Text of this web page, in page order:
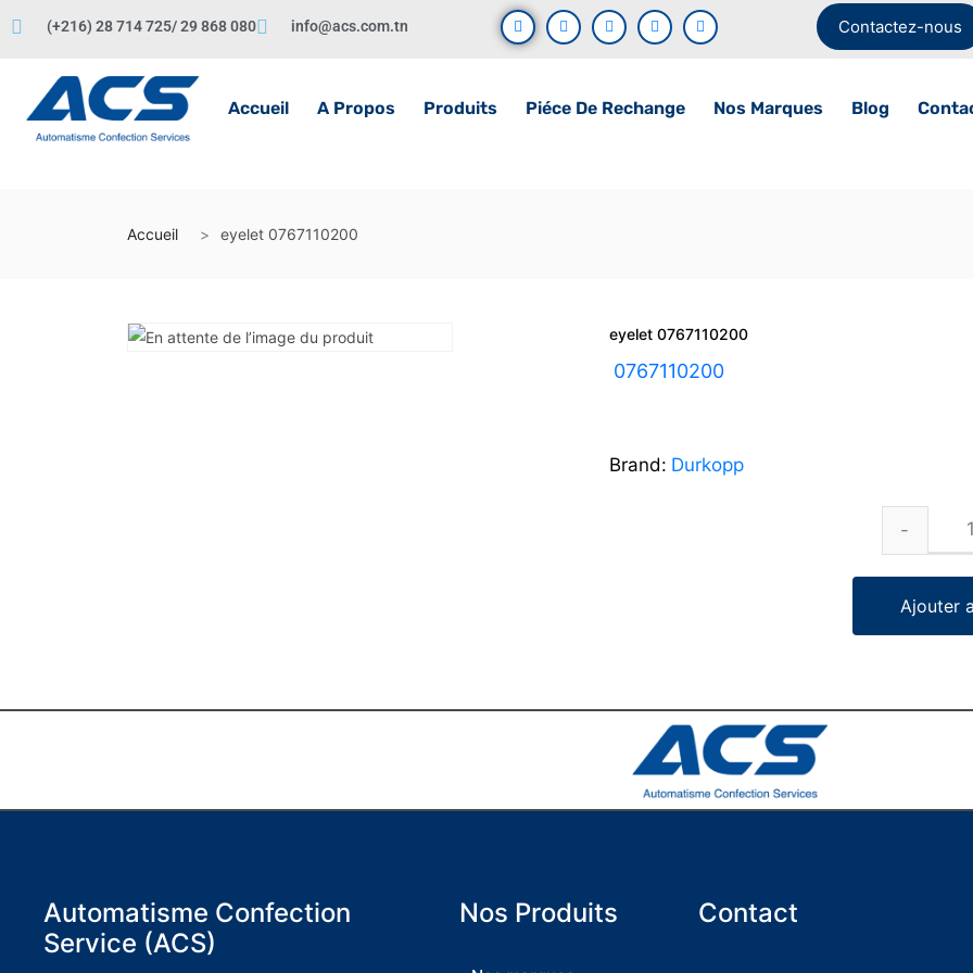
(+216) 28 714 725/ 29 868 080 info@acs.com.tn Contactez-nous
Accueil A Propos Produits Piéce De Rechange Nos Marques Blog
Accueil eyelet 0767110200
eyelet 0767110200
0767110200
Brand: Durkopp
Ajouter
Automatisme Confection
Service (ACS)
Nos Produits Contact